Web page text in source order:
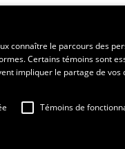
connaître le parcours des
Certains témoins sont
impliquer le partage de
Témoins de